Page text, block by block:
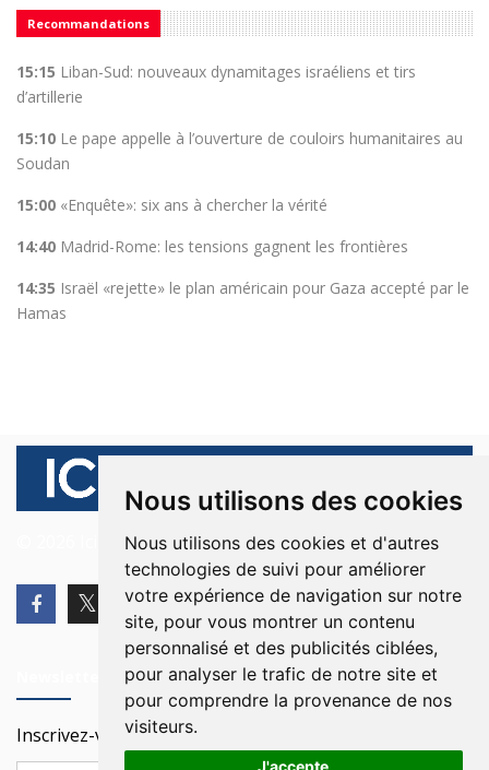
Nous utilisons des cookies
Nous utilisons des cookies et d'autres
technologies de suivi pour améliorer
votre expérience de navigation sur notre
site, pour vous montrer un contenu
personnalisé et des publicités ciblées,
pour analyser le trafic de notre site et
pour comprendre la provenance de nos
visiteurs.
J'accepte
Recommandations
15:15 Liban-Sud: nouveaux dynamitages israéliens et tirs
d’artillerie
15:10 Le pape appelle à l’ouverture de couloirs humanitaires au
Soudan
15:00 «Enquête»: six ans à chercher la vérité
14:40 Madrid-Rome: les tensions gagnent les frontières
14:35 Israël «rejette» le plan américain pour Gaza accepté par le
Hamas
© 2026 Ici Beyrouth. Tous les droits sont réservés.
Inscrivez-vous à notre Newsletter